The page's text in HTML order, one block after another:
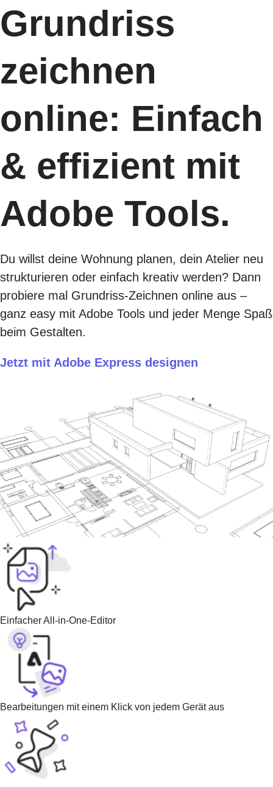
Grundriss
zeichnen
online: Einfach
& effizient mit
Adobe Tools.
Du willst deine Wohnung planen, dein Atelier neu
strukturieren oder einfach kreativ werden? Dann
probiere mal Grundriss-Zeichnen online aus –
ganz easy mit Adobe Tools und jeder Menge Spaß
beim Gestalten.
Jetzt mit Adobe Express designen
Einfacher All-in-One-Editor
Bearbeitungen mit einem Klick von jedem Gerät aus